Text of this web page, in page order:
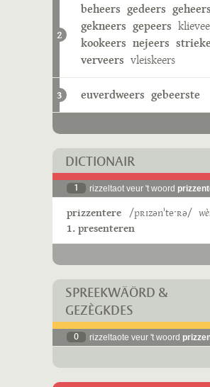
2
beheers gedeers geheers
gekneers gepeers
kookeers nejeers
verveers vleiskeers
3 euverdweers gebeerste
DICTIONAIR
1 rizzeltaot veur 't woord
prizzentere /pʀɪzənˈteˑʀə/
1. presenteren
SPREEKWÄÖRD &
GEZÈGKDES
0 rizzeltaote veur 't woord